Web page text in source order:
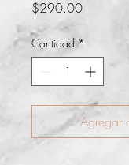
$290.00Precio
Cantidad *
Agregar